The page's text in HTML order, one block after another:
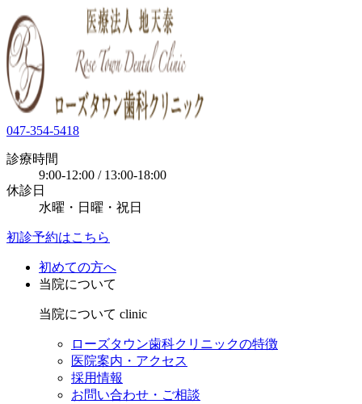
047-354-5418
診療時間
9:00-12:00 / 13:00-18:00
休診日
水曜・日曜・祝日
初診予約はこちら
初めての方へ
当院について
当院について clinic
ローズタウン歯科クリニックの特徴
医院案内・アクセス
採用情報
お問い合わせ・ご相談